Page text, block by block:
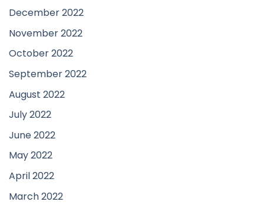
December 2022
November 2022
October 2022
September 2022
August 2022
July 2022
June 2022
May 2022
April 2022
March 2022